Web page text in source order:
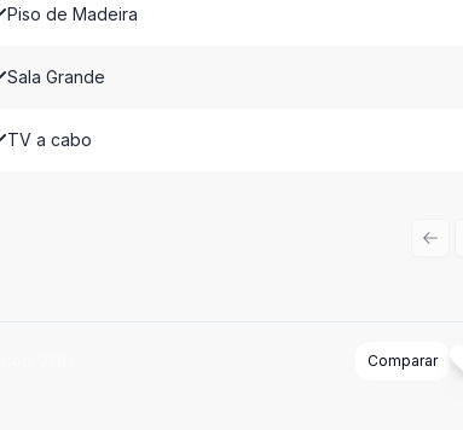
Piso de Madeira
Sala Grande
TV a cabo
Comparar